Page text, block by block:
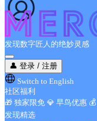
发现数字匠人的绝妙灵感
👤 登录 / 注册
Switch to English
社区福利
🎁 独家限免 💎 早鸟优惠 💰
发现精选